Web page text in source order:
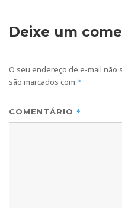
Deixe um
O seu endereço de e-mail não
são marcados com *
COMENTÁRIO *